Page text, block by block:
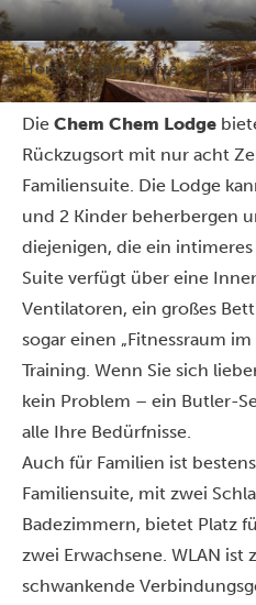
Home Unterkünfte Chem
Die Chem Chem Lodge
Rückzugsort mit nur acht
Familiensuite. Die Lodge
und 2 Kinder beherbergen
diejenigen, die ein
Suite verfügt über eine
Ventilatoren, ein großes
sogar einen „Fitnessraum
Training. Wenn Sie sich
kein Problem – ein Butler-
alle Ihre Bedürfnisse.
Auch für Familien ist
Familiensuite, mit zwei
Badezimmern, bietet Platz
zwei Erwachsene. WLAN ist
schwankende